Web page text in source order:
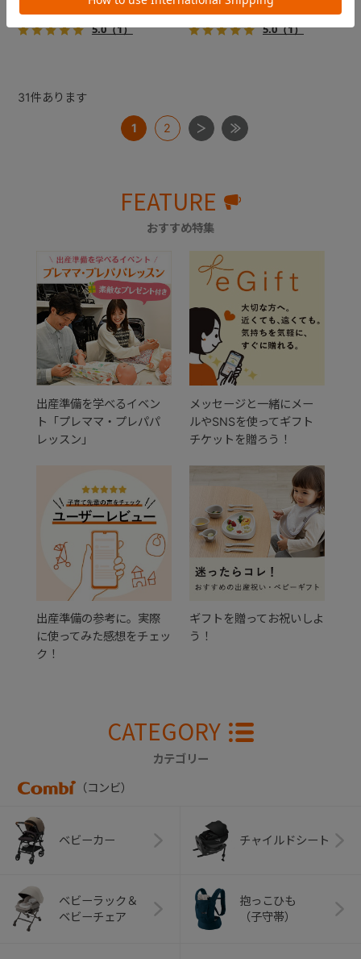
で、しかも1秒・自動収納機能
搭載！！
￥69,300
5.0（1）
で、しかも1秒・自動収納機能
搭載！！
￥69,300
5.0（1）
31件あります
1 2
FEATURE
おすすめ特集
出産準備を学べるイベン
ト「プレママ・プレパパ
レッスン」
メッセージと一緒にメー
ルやSNSを使ってギフト
チケットを贈ろう！
出産準備の参考に。実際
に使ってみた感想をチェッ
ク！
ギフトを贈ってお祝いしよ
う！
CATEGORY
カテゴリー
（コンビ）
ベビーカー チャイルドシート
ベビーラック＆
ベビーチェア
抱っこひも
（子守帯）